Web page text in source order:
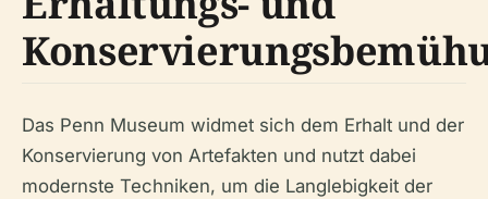
Das Penn Museum widmet sich dem Erhalt und der
Konservierung von Artefakten und nutzt dabei
modernste Techniken, um die Langlebigkeit der